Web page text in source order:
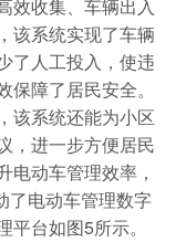
效收集、车辆出入
该系统实现了车辆
了人工投入，使违
障了居民安全。
该系统还能为小区
，进一步方便居民
电动车管理效率，
了电动车管理数字
台如图5所示。